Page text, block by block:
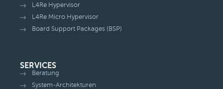
L4Re Hypervisor
L4Re Micro Hypervisor
Board Support Packages (BSP)
SERVICES
Beratung
System-Architekturen